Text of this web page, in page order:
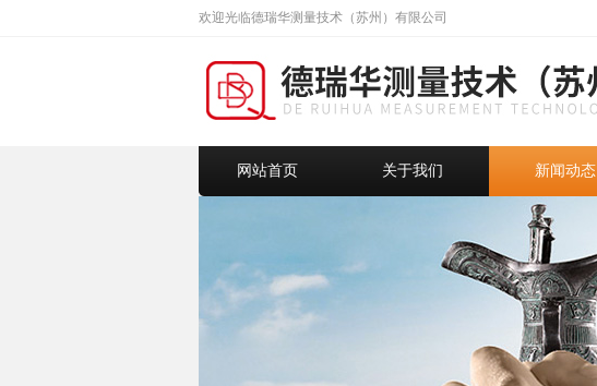
欢迎光临德瑞华测量技术（苏州）有限公司
网站首页 关于我们 新闻动态